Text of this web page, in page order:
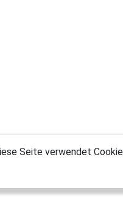
Seite verwendet